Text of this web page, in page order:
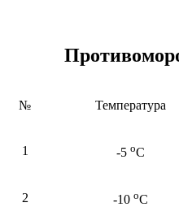
№ Температура
1 -5 оС
2 -10 оС